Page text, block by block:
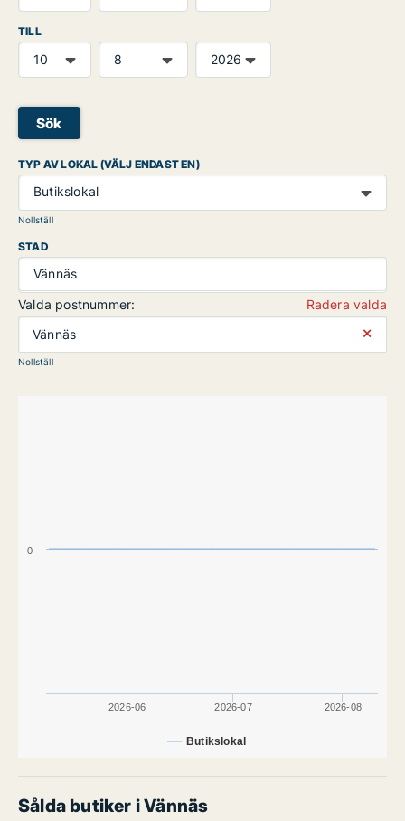
TILL
Sök
TYP AV LOKAL (VÄLJ ENDAST EN)
Butikslokal
Nollställ
STAD
Vännäs
Valda postnummer:
Radera valda
Vännäs
⨯
Nollställ
Butikslokal
2026-06 2026-07 2026-08
0
Sålda butiker i Vännäs